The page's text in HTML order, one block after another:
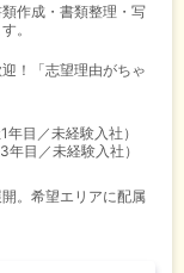
作成・書類整理・写
。
！「志望理由がちゃ
目／未経験入社）
目／未経験入社）
。希望エリアに配属